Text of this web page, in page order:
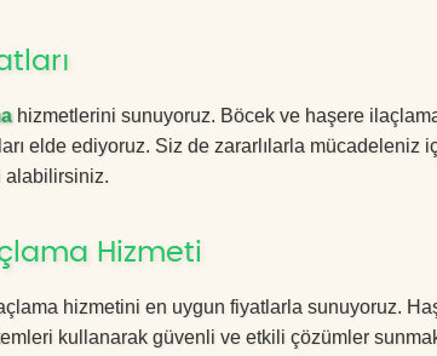
hizmetlerini sunuyoruz. Böcek ve haşere
elde ediyoruz. Siz de zararlılarla mücadeleniz
alabilirsiniz.
Hizmeti
hizmetini en uygun fiyatlarla sunuyoruz.
kullanarak güvenli ve etkili çözümler